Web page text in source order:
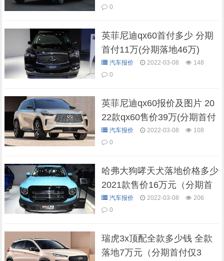
0
英菲尼迪qx60首付多少 分期
首付11万(分期落地46万)
汽车报价 2022-03-08
148
0
英菲尼迪qx60报价及图片 20
22款qx60售价39万(分期首付
11万)
汽车报价 2022-03-08
108
0
哈弗大狗哮天犬落地价格多少
2021款售价16万元（分期首
付最低6万元）
汽车报价 2022-03-08
206
0
瑞虎3x顶配全款多少钱 全款
落地7万元（分期首付仅3